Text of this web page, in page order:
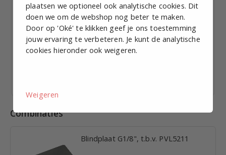
Basisplaat 4-voudig, G1/8", PVL3211
€ 20,62excl. BTW p.st.
Combinaties
Blindplaat G1/8", t.b.v. PVL5211
plaatsen we optioneel ook analytische cookies. Dit
doen we om de webshop nog beter te maken.
Door op 'Oké' te klikken geef je ons toestemming
jouw ervaring te verbeteren. Je kunt de analytische
cookies hieronder ook weigeren.
Weigeren